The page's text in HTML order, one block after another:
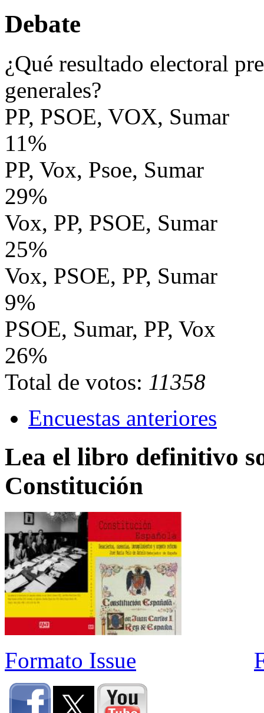
Debate
¿Qué resultado electoral
generales?
PP, PSOE, VOX, Sumar
11%
PP, Vox, Psoe, Sumar
29%
Vox, PP, PSOE, Sumar
25%
Vox, PSOE, PP, Sumar
9%
PSOE, Sumar, PP, Vox
26%
Total de votos: 11358
Encuestas anteriores
Lea el libro definitivo
Constitución
Formato Issue